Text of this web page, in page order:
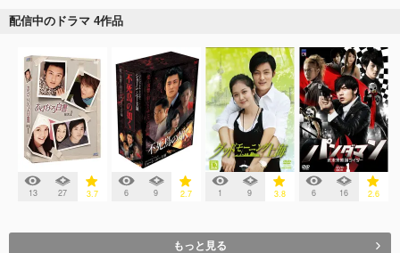
配信中のドラマ 4作品
13 27 3.7 6 9 2.7 1 9 3.8 6 16 2.6
もっと見る